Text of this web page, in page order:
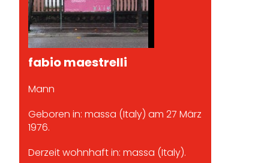
fabio maestrelli
Mann
Geboren in: massa (Italy) am 27 März
1976.
Derzeit wohnhaft in: massa (Italy).